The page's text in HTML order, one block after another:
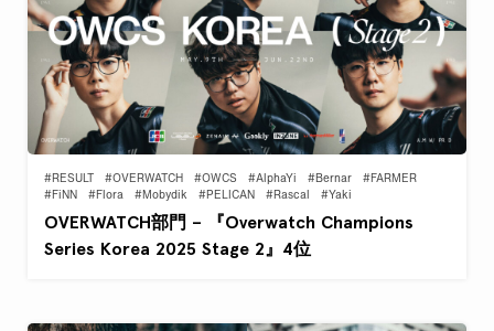
#RESULT #OVERWATCH #OWCS #AlphaYi #Bernar
#FARMER
#FiNN
#Flora #Mobydik #PELICAN #Rascal #Yaki
OVERWATCH部門 – 『Overwatch Champions
Series Korea 2025 Stage 2』4位